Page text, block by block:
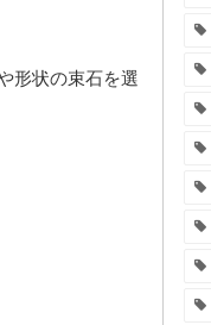
形状の束石を選